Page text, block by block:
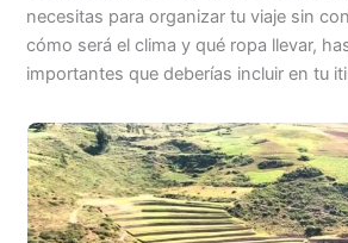
necesitas para organizar tu viaje sin
cómo será el clima y qué ropa llevar,
importantes que deberías incluir en tu